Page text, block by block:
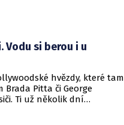
Vodu si berou i u
hvězdy, které tam
Pitta či George
Ti už několik dní